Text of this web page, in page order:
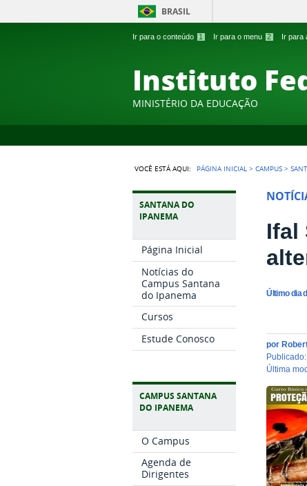
Ir para o conteúdo 1 Ir para o menu 2 Ir para
BRASIL
Instituto
MINISTÉRIO DA EDUCAÇÃO
VOCÊ ESTÁ AQUI: PÁGINA INICIAL >CAMPUS >
SANTANA DO
IPANEMA
Página Inicial
Notícias do
Campus Santana
do Ipanema
Cursos
Estude Conosco
CAMPUS SANTANA
DO IPANEMA
O Campus
Agenda de
Dirigentes
Ifal
Último dia
por
publicado
última